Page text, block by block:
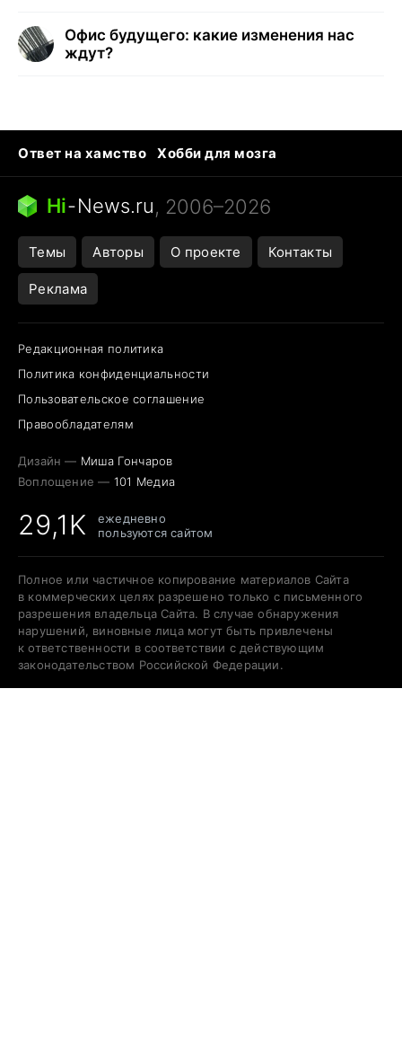
Офис будущего: какие изменения нас
ждут?
Ответ на хамство
Хобби для мозга
Бензин 100 и 95
Тунцы в океанариуме
Следующая пандемия
Hi-News.ru, 2006–2026
Темы Авторы О проекте Контакты
Реклама
Редакционная политика
Политика конфиденциальности
Пользовательское соглашение
Правообладателям
Дизайн — Миша Гончаров
Воплощение — 101 Медиа
29,1K
ежедневно
пользуются сайтом
Полное или частичное копирование материалов Сайта
в коммерческих целях разрешено только с письменного
разрешения владельца Сайта. В случае обнаружения
нарушений, виновные лица могут быть привлечены
к ответственности в соответствии с действующим
законодательством Российской Федерации.